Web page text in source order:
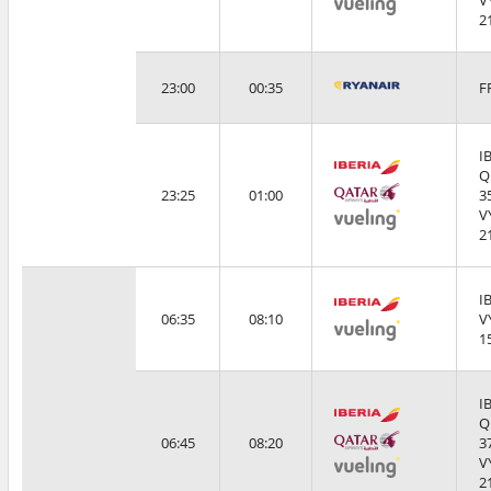
23:00 00:35
23:25 01:00
06:35 08:10
06:45 08:20